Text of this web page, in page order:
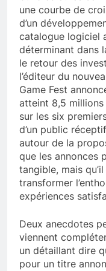
une courbe de
d’un
catalogue logiciel
déterminant dans
le retour des
l’éditeur du
Game Fest
atteint 8,5 millions
sur les six
d’un public
autour de la
que les annonces
tangible, mais
transformer
expériences
Deux anecdotes
viennent
un détaillant dire
pour un titre